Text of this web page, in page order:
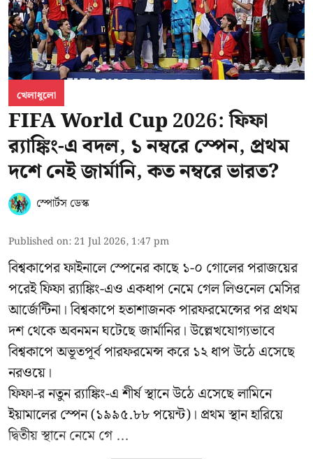
খেলাধুলো
FIFA World Cup 2026: ফিফা
র‍্যাঙ্কিং-এ বদল, ১ নম্বরে স্পেন, প্রথম
দশে নেই জার্মানি, কত নম্বরে ভারত?
স্পোর্টস ডেস্ক
Published on: 21 Jul 2026, 1:47 pm
বিশ্বকাপের ফাইনালে স্পেনের কাছে ১-০ গোলের পরাজয়ের
পরেই ফিফা র‍্যাঙ্কিং-এও একধাপ নেমে গেল লিওনেল মেসির
আর্জেন্টিনা। বিশ্বকাপে হতাশাজনক পারফরমেন্সের পর প্রথম
দশ থেকে অবনমন ঘটেছে জার্মানির। উল্লেখযোগ্যভাবে
বিশ্বকাপে অভূতপূর্ব পারফরমেন্স করে ১২ ধাপ উঠে এসেছে
নরওয়ে।
ফিফা-র নতুন র‍্যাঙ্কিং-এ শীর্ষ স্থানে উঠে এসেছে লামিনে
ইয়ামালের স্পেন (১৯৯৫.৮৮ পয়েন্ট)। প্রথম স্থান হারিয়ে
দ্বিতীয় স্থানে নেমে গে ...